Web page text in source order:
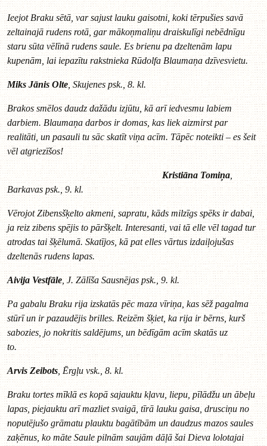
Ieejot Braku sētā, var sajust lauku gaisotni, koki tērpušies savā
zeltainajā rudens rotā, gar mākoņmaliņu draiskulīgi nebēdnīgu
staru sūta vēlīnā rudens saule. Es brienu pa dzeltenām lapu
kupenām, lai iepazītu rakstnieka Rūdolfa Blaumaņa dzīvesvietu.
Miks Jānis Olte, Skujenes psk., 8. kl.
Brakos smēlos daudz dažādu izjūtu, kā arī iedvesmu labiem
darbiem. Blaumaņa darbos ir domas, kas liek aizmirst par
realitāti, un pasauli tu sāc skatīt viņa acīm. Tāpēc noteikti – es šeit
vēl atgriezīšos!
Kristiāna Tomiņa
Barkavas psk., 9. kl.
Vērojot Zibensšķelto akmeni, sapratu, kāds milzīgs spēks ir dabai,
ja reiz zibens spējis to pāršķelt. Interesanti, vai tā elle vēl tagad tur
atrodas tai šķēlumā. Skatījos, kā pat elles vārtus izdaiļojušas
dzeltenās rudens lapas.
Aivija Vestfāle, J. Zālīša Sausnējas psk., 9. kl.
Pa gabalu Braku rija izskatās pēc maza vīriņa, kas sēž pagalma
stūrī un ir pazaudējis brilles. Reizēm šķiet, ka rija ir bērns, kurš
sabozies, jo nokritis saldējums, un bēdīgām acīm skatās uz
to.
Arvis Zeibots , Ērgļu vsk., 8. kl.
Braku tortes mīklā es kopā sajauktu kļavu, liepu, pīlādžu un ābeļu
lapas, piejauktu arī mazliet svaigā, tīrā lauku gaisa, drusciņu no
noputējušo grāmatu plauktu bagātībām un daudzus mazos saules
zaķēnus, ko māte Saule pilnām saujām dāļā šai Dieva lolotajai